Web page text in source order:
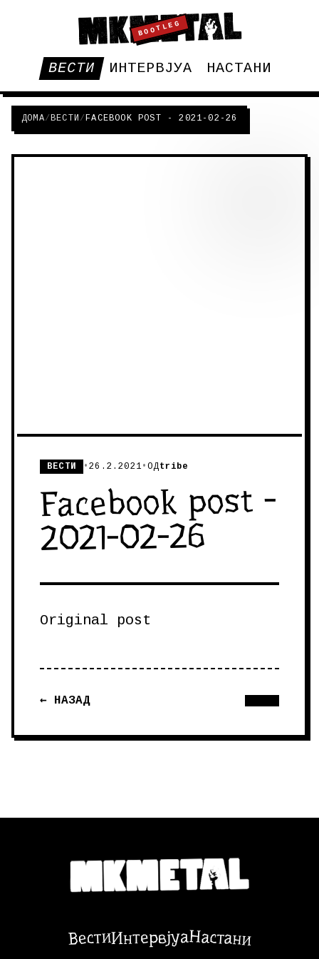
BOOTLEG
ВЕСТИ ИНТЕРВЈУА НАСТАНИ
ДОМА/ВЕСТИ /FACEBOOK POST - 2021-02-26
ВЕСТИ •26.2.2021 •ОДtribe
Facebook post -
2021-02-26
Original post
← НАЗАД
ВестиИнтервјуаНастани